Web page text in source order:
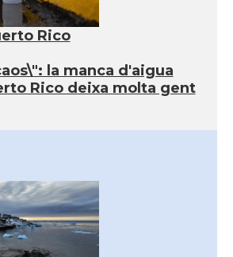
Rico
la manca d'aigua
Rico deixa molta gent